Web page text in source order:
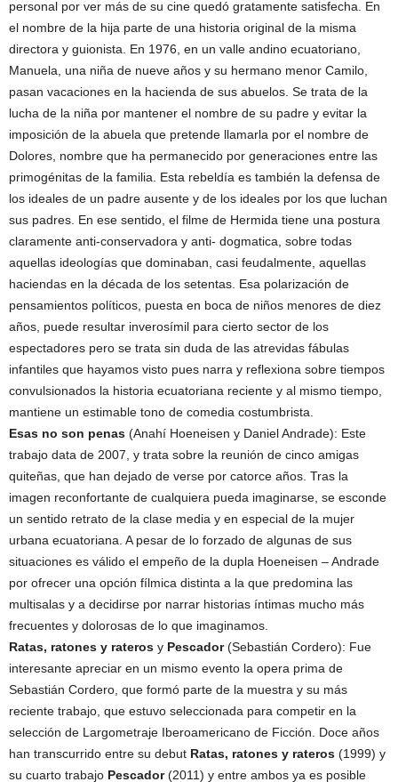
personal por ver más de su cine quedó gratamente satisfecha. En
el nombre de la hija parte de una historia original de la misma
directora y guionista. En 1976, en un valle andino ecuatoriano,
Manuela, una niña de nueve años y su hermano menor Camilo,
pasan vacaciones en la hacienda de sus abuelos. Se trata de la
lucha de la niña por mantener el nombre de su padre y evitar la
imposición de la abuela que pretende llamarla por el nombre de
Dolores, nombre que ha permanecido por generaciones entre las
primogénitas de la familia. Esta rebeldía es también la defensa de
los ideales de un padre ausente y de los ideales por los que luchan
sus padres. En ese sentido, el filme de Hermida tiene una postura
claramente anti-conservadora y anti- dogmatica, sobre todas
aquellas ideologías que dominaban, casi feudalmente, aquellas
haciendas en la década de los setentas. Esa polarización de
pensamientos políticos, puesta en boca de niños menores de diez
años, puede resultar inverosímil para cierto sector de los
espectadores pero se trata sin duda de las atrevidas fábulas
infantiles que hayamos visto pues narra y reflexiona sobre tiempos
convulsionados la historia ecuatoriana reciente y al mismo tiempo,
mantiene un estimable tono de comedia costumbrista.
Esas no son penas (Anahí Hoeneisen y Daniel Andrade): Este
trabajo data de 2007, y trata sobre la reunión de cinco amigas
quiteñas, que han dejado de verse por catorce años. Tras la
imagen reconfortante de cualquiera pueda imaginarse, se esconde
un sentido retrato de la clase media y en especial de la mujer
urbana ecuatoriana. A pesar de lo forzado de algunas de sus
situaciones es válido el empeño de la dupla Hoeneisen – Andrade
por ofrecer una opción fílmica distinta a la que predomina las
multisalas y a decidirse por narrar historias íntimas mucho más
frecuentes y dolorosas de lo que imaginamos.
Ratas, ratones y rateros y Pescador(Sebastián Cordero): Fue
interesante apreciar en un mismo evento la opera prima de
Sebastián Cordero, que formó parte de la muestra y su más
reciente trabajo, que estuvo seleccionada para competir en la
selección de Largometraje Iberoamericano de Ficción. Doce años
han transcurrido entre su debut Ratas, ratones y rateros (1999) y
su cuarto trabajo Pescador(2011) y entre ambos ya es posible